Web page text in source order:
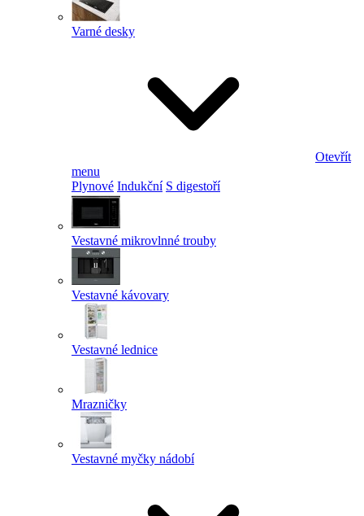
Varné desky
Otevřít
menu
Plynové Indukční S digestoří
Vestavné mikrovlnné trouby
Vestavné kávovary
Vestavné lednice
Mrazničky
Vestavné myčky nádobí